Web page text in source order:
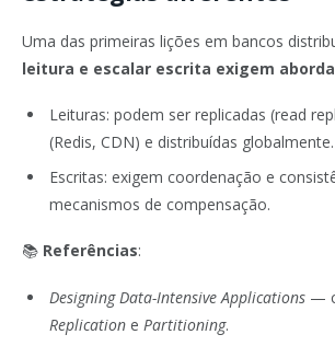
Uma das primeiras lições em bancos
leitura e escalar escrita exigem
Leituras: podem ser replicadas (read
(Redis, CDN) e distribuídas globalmente.
Escritas: exigem coordenação e
mecanismos de compensação.
📚 Referências:
Designing Data-Intensive Applications —
Replication e Partitioning.